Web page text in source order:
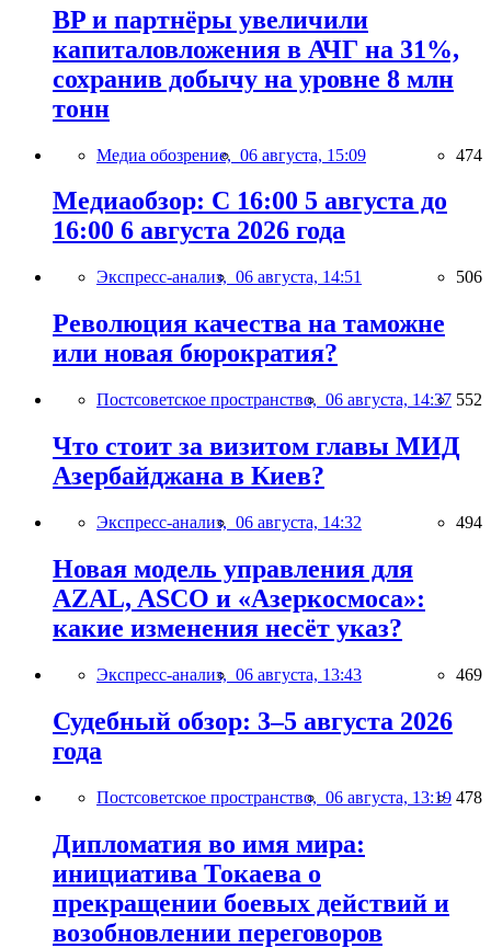
BP и партнёры увеличили
капиталовложения в АЧГ на 31%,
сохранив добычу на уровне 8 млн
тонн
Медиа обозрение, 06 августа, 15:09 474
Медиаобзор: С 16:00 5 августа до
16:00 6 августа 2026 года
Экспресс-анализ, 06 августа, 14:51 506
Революция качества на таможне
или новая бюрократия?
Постсоветское пространство, 06 августа, 14:37 552
Что стоит за визитом главы МИД
Азербайджана в Киев?
Экспресс-анализ, 06 августа, 14:32 494
Новая модель управления для
AZAL, ASCO и «Азеркосмоса»:
какие изменения несёт указ?
Экспресс-анализ, 06 августа, 13:43 469
Судебный обзор: 3–5 августа 2026
года
Постсоветское пространство, 06 августа, 13:19 478
Дипломатия во имя мира:
инициатива Токаева о
прекращении боевых действий и
возобновлении переговоров